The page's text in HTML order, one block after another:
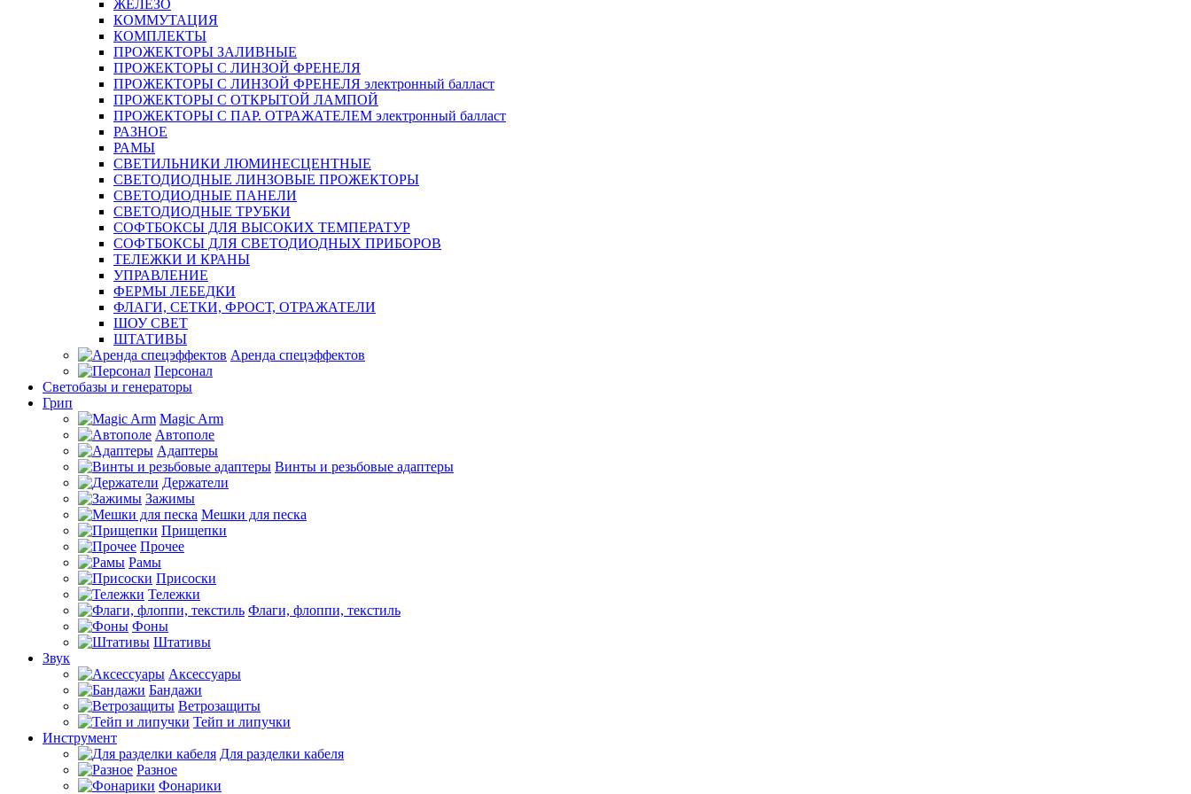
ЖЕЛЕЗО
КОММУТАЦИЯ
КОМПЛЕКТЫ
ПРОЖЕКТОРЫ ЗАЛИВНЫЕ
ПРОЖЕКТОРЫ С ЛИНЗОЙ ФРЕНЕЛЯ
ПРОЖЕКТОРЫ С ЛИНЗОЙ ФРЕНЕЛЯ электронный балласт
ПРОЖЕКТОРЫ С ОТКРЫТОЙ ЛАМПОЙ
ПРОЖЕКТОРЫ С ПАР. ОТРАЖАТЕЛЕМ электронный балласт
РАЗНОЕ
РАМЫ
СВЕТИЛЬНИКИ ЛЮМИНЕСЦЕНТНЫЕ
СВЕТОДИОДНЫЕ ЛИНЗОВЫЕ ПРОЖЕКТОРЫ
СВЕТОДИОДНЫЕ ПАНЕЛИ
СВЕТОДИОДНЫЕ ТРУБКИ
СОФТБОКСЫ ДЛЯ ВЫСОКИХ ТЕМПЕРАТУР
СОФТБОКСЫ ДЛЯ СВЕТОДИОДНЫХ ПРИБОРОВ
ТЕЛЕЖКИ И КРАНЫ
УПРАВЛЕНИЕ
ФЕРМЫ ЛЕБЕДКИ
ФЛАГИ, СЕТКИ, ФРОСТ, ОТРАЖАТЕЛИ
ШОУ СВЕТ
ШТАТИВЫ
Аренда спецэффектов
Персонал
Светобазы и генераторы
Грип
Magic Arm
Автополе
Адаптеры
Винты и резьбовые адаптеры
Держатели
Зажимы
Мешки для песка
Прищепки
Прочее
Рамы
Присоски
Тележки
Флаги, флоппи, текстиль
Фоны
Штативы
Звук
Аксессуары
Бандажи
Ветрозащиты
Тейп и липучки
Инструмент
Для разделки кабеля
Разное
Фонарики